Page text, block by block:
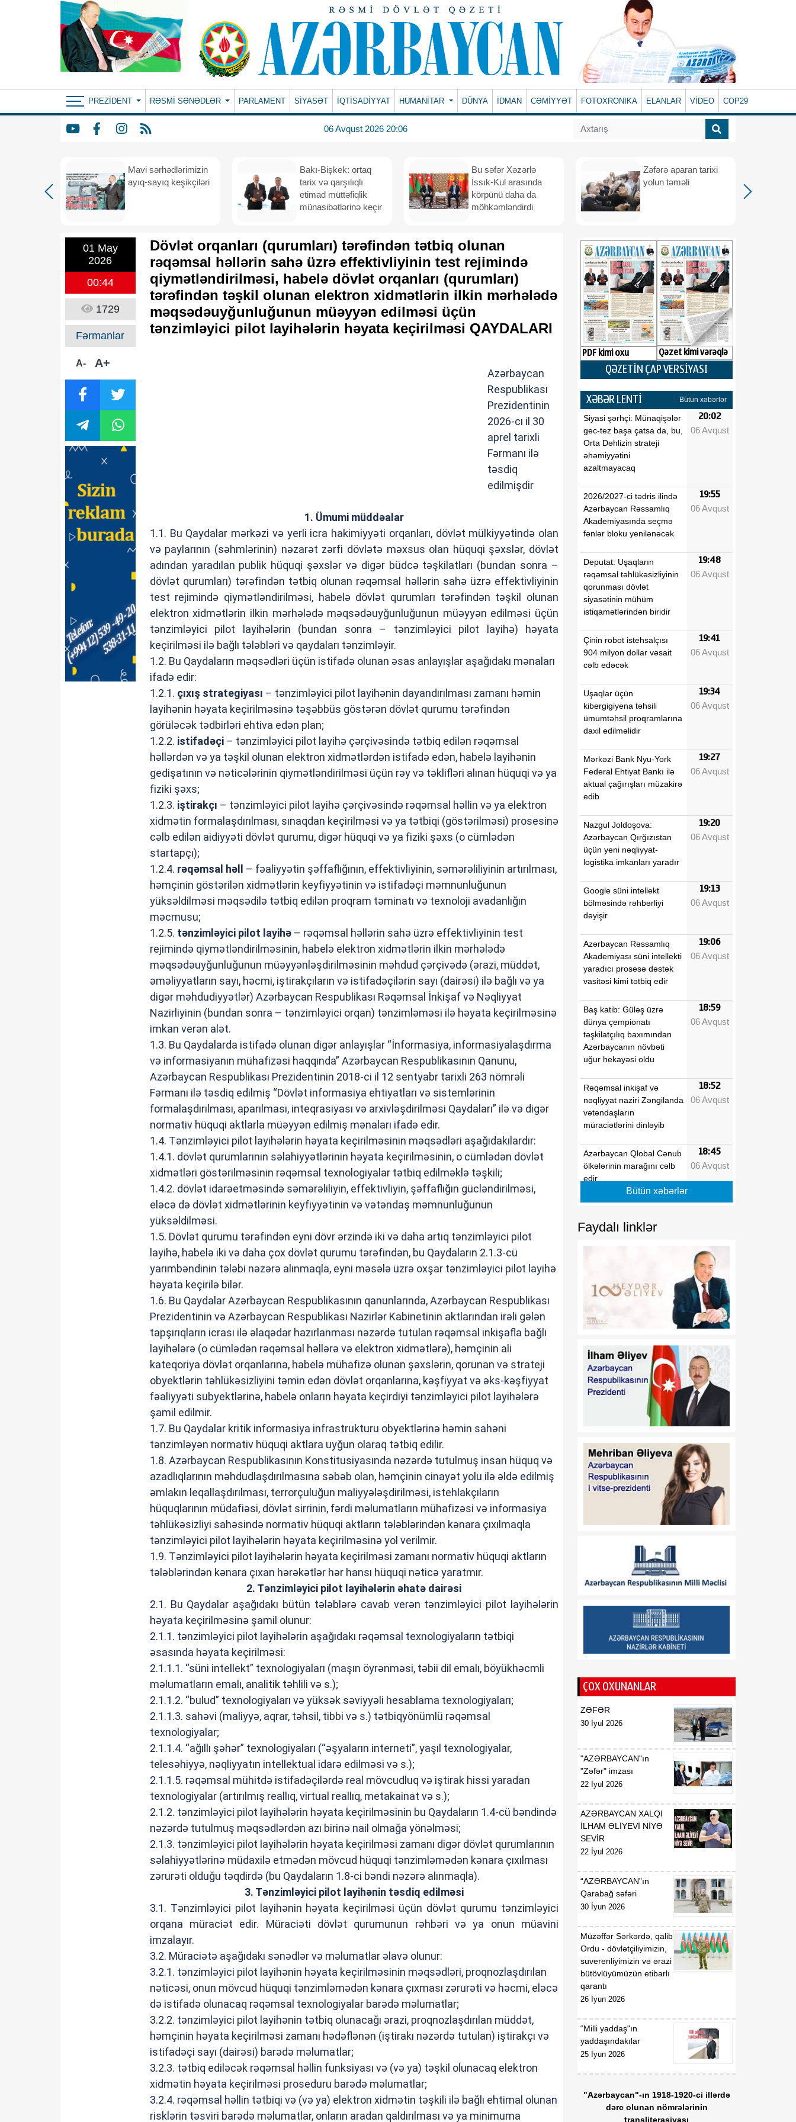
PREZIDENT RƏSMI SƏNƏDLƏR PARLAMENT SİYASƏT İQTİSADİYYAT HUMANITAR DÜNYA İDMAN CƏMİYYƏT FOTOXRONIKA ELANLAR VİDEO COP29
06 Avqust 2026 20:06
Mavi sərhədlərimizin
ayıq-sayıq keşikçiləri
Bakı-Bişkek: ortaq
tarix və qarşılıqlı
etimad müttəfiqlik
münasibətlərinə keçir
Bu səfər Xəzərlə
İssık-Kul arasında
körpünü daha da
möhkəmləndirdi
Zəfərə aparan tarixi
yolun təməli
01 May
2026
00:44
1729
Fərmanlar
A- A+
Dövlət orqanları (qurumları) tərəfindən tətbiq olunan
rəqəmsal həllərin sahə üzrə effektivliyinin test rejimində
qiymətləndirilməsi, habelə dövlət orqanları (qurumları)
tərəfindən təşkil olunan elektron xidmətlərin ilkin mərhələdə
məqsədəuyğunluğunun müəyyən edilməsi üçün
tənzimləyici pilot layihələrin həyata keçirilməsi QAYDALARI
Azərbaycan
Respublikası
Prezidentinin
2026-cı il 30
aprel tarixli
Fərmanı ilə
təsdiq
edilmişdir
1. Ümumi müddəalar
1.1. Bu Qaydalar mərkəzi və yerli icra hakimiyyəti orqanları, dövlət mülkiyyətində olan
və paylarının (səhmlərinin) nəzarət zərfi dövlətə məxsus olan hüquqi şəxslər, dövlət
adından yaradılan publik hüquqi şəxslər və digər büdcə təşkilatları (bundan sonra –
dövlət qurumları) tərəfindən tətbiq olunan rəqəmsal həllərin sahə üzrə effektivliyinin
test rejimində qiymətləndirilməsi, habelə dövlət qurumları tərəfindən təşkil olunan
elektron xidmətlərin ilkin mərhələdə məqsədəuyğunluğunun müəyyən edilməsi üçün
tənzimləyici pilot layihələrin (bundan sonra – tənzimləyici pilot layihə) həyata
keçirilməsi ilə bağlı tələbləri və qaydaları tənzimləyir.
1.2. Bu Qaydaların məqsədləri üçün istifadə olunan əsas anlayışlar aşağıdakı mənaları
ifadə edir:
1.2.1. çıxış strategiyası – tənzimləyici pilot layihənin dayandırılması zamanı həmin
layihənin həyata keçirilməsinə təşəbbüs göstərən dövlət qurumu tərəfindən
görüləcək tədbirləri ehtiva edən plan;
1.2.2. istifadəçi– tənzimləyici pilot layihə çərçivəsində tətbiq edilən rəqəmsal
həllərdən və ya təşkil olunan elektron xidmətlərdən istifadə edən, habelə layihənin
gedişatının və nəticələrinin qiymətləndirilməsi üçün rəy və təklifləri alınan hüquqi və ya
fiziki şəxs;
1.2.3. iştirakçı – tənzimləyici pilot layihə çərçivəsində rəqəmsal həllin və ya elektron
xidmətin formalaşdırılması, sınaqdan keçirilməsi və ya tətbiqi (göstərilməsi) prosesinə
cəlb edilən aidiyyəti dövlət qurumu, digər hüquqi və ya fiziki şəxs (o cümlədən
startapçı);
1.2.4. rəqəmsal həll
– fəaliyyətin şəffaflığının, effektivliyinin, səmərəliliyinin artırılması,
həmçinin göstərilən xidmətlərin keyfiyyətinin və istifadəçi məmnunluğunun
yüksəldilməsi məqsədilə tətbiq edilən proqram təminatı və texnoloji avadanlığın
məcmusu;
1.2.5. tənzimləyici pilot layihə– rəqəmsal həllərin sahə üzrə effektivliyinin test
rejimində qiymətləndirilməsinin, habelə elektron xidmətlərin ilkin mərhələdə
məqsədəuyğunluğunun müəyyənləşdirilməsinin məhdud çərçivədə (ərazi, müddət,
əməliyyatların sayı, həcmi, iştirakçıların və istifadəçilərin sayı (dairəsi) ilə bağlı və ya
digər məhdudiyyətlər) Azərbaycan Respublikası Rəqəmsal İnkişaf və Nəqliyyat
Nazirliyinin (bundan sonra – tənzimləyici orqan) tənzimləməsi ilə həyata keçirilməsinə
imkan verən alət.
1.3. Bu Qaydalarda istifadə olunan digər anlayışlar “İnformasiya, informasiyalaşdırma
və informasiyanın mühafizəsi haqqında” Azərbaycan Respublikasının Qanunu,
Azərbaycan Respublikası Prezidentinin 2018-ci il 12 sentyabr tarixli 263 nömrəli
Fərmanı ilə təsdiq edilmiş “Dövlət informasiya ehtiyatları və sistemlərinin
formalaşdırılması, aparılması, inteqrasiyası və arxivləşdirilməsi Qaydaları” ilə və digər
normativ hüquqi aktlarla müəyyən edilmiş mənaları ifadə edir.
1.4. Tənzimləyici pilot layihələrin həyata keçirilməsinin məqsədləri aşağıdakılardır:
1.4.1. dövlət qurumlarının səlahiyyətlərinin həyata keçirilməsinin, o cümlədən dövlət
xidmətləri göstərilməsinin rəqəmsal texnologiyalar tətbiq edilməklə təşkili;
1.4.2. dövlət idarəetməsində səmərəliliyin, effektivliyin, şəffaflığın gücləndirilməsi,
eləcə də dövlət xidmətlərinin keyfiyyətinin və vətəndaş məmnunluğunun
yüksəldilməsi.
1.5. Dövlət qurumu tərəfindən eyni dövr ərzində iki və daha artıq tənzimləyici pilot
layihə, habelə iki və daha çox dövlət qurumu tərəfindən, bu Qaydaların 2.1.3-cü
yarımbəndinin tələbi nəzərə alınmaqla, eyni məsələ üzrə oxşar tənzimləyici pilot layihə
həyata keçirilə bilər.
1.6. Bu Qaydalar Azərbaycan Respublikasının qanunlarında, Azərbaycan Respublikası
Prezidentinin və Azərbaycan Respublikası Nazirlər Kabinetinin aktlarından irəli gələn
tapşırıqların icrası ilə əlaqədar hazırlanması nəzərdə tutulan rəqəmsal inkişafla bağlı
layihələrə (o cümlədən rəqəmsal həllərə və elektron xidmətlərə), həmçinin ali
kateqoriya dövlət orqanlarına, habelə mühafizə olunan şəxslərin, qorunan və strateji
obyektlərin təhlükəsizliyini təmin edən dövlət orqanlarına, kəşfiyyat və əks-kəşfiyyat
fəaliyyəti subyektlərinə, habelə onların həyata keçirdiyi tənzimləyici pilot layihələrə
şamil edilmir.
1.7. Bu Qaydalar kritik informasiya infrastrukturu obyektlərinə həmin sahəni
tənzimləyən normativ hüquqi aktlara uyğun olaraq tətbiq edilir.
1.8. Azərbaycan Respublikasının Konstitusiyasında nəzərdə tutulmuş insan hüquq və
azadlıqlarının məhdudlaşdırılmasına səbəb olan, həmçinin cinayət yolu ilə əldə edilmiş
əmlakın leqallaşdırılması, terrorçuluğun maliyyələşdirilməsi, istehlakçıların
hüquqlarının müdafiəsi, dövlət sirrinin, fərdi məlumatların mühafizəsi və informasiya
təhlükəsizliyi sahəsində normativ hüquqi aktların tələblərindən kənara çıxılmaqla
tənzimləyici pilot layihələrin həyata keçirilməsinə yol verilmir.
1.9. Tənzimləyici pilot layihələrin həyata keçirilməsi zamanı normativ hüquqi aktların
tələblərindən kənara çıxan hərəkətlər hər hansı hüquqi nəticə yaratmır.
2. Tənzimləyici pilot layihələrin əhatə dairəsi
2.1. Bu Qaydalar aşağıdakı bütün tələblərə cavab verən tənzimləyici pilot layihələrin
həyata keçirilməsinə şamil olunur:
2.1.1. tənzimləyici pilot layihələrin aşağıdakı rəqəmsal texnologiyaların tətbiqi
əsasında həyata keçirilməsi:
2.1.1.1. “süni intellekt” texnologiyaları (maşın öyrənməsi, təbii dil emalı, böyükhəcmli
məlumatların emalı, analitik təhlili və s.);
2.1.1.2. “bulud” texnologiyaları və yüksək səviyyəli hesablama texnologiyaları;
2.1.1.3. sahəvi (maliyyə, aqrar, təhsil, tibbi və s.) tətbiqyönümlü rəqəmsal
texnologiyalar;
2.1.1.4. “ağıllı şəhər” texnologiyaları (“əşyaların interneti”, yaşıl texnologiyalar,
telesəhiyyə, nəqliyyatın intellektual idarə edilməsi və s.);
2.1.1.5. rəqəmsal mühitdə istifadəçilərdə real mövcudluq və iştirak hissi yaradan
texnologiyalar (artırılmış reallıq, virtual reallıq, metakainat və s.);
2.1.2. tənzimləyici pilot layihələrin həyata keçirilməsinin bu Qaydaların 1.4-cü bəndində
nəzərdə tutulmuş məqsədlərdən azı birinə nail olmağa yönəlməsi;
2.1.3. tənzimləyici pilot layihələrin həyata keçirilməsi zamanı digər dövlət qurumlarının
səlahiyyətlərinə müdaxilə etmədən mövcud hüquqi tənzimləmədən kənara çıxılması
zərurəti olduğu təqdirdə (bu Qaydaların 1.8-ci bəndi nəzərə alınmaqla).
3. Tənzimləyici pilot layihənin təsdiq edilməsi
3.1. Tənzimləyici pilot layihənin həyata keçirilməsi üçün dövlət qurumu tənzimləyici
orqana müraciət edir. Müraciəti dövlət qurumunun rəhbəri və ya onun müavini
imzalayır.
3.2. Müraciətə aşağıdakı sənədlər və məlumatlar əlavə olunur:
3.2.1. tənzimləyici pilot layihənin həyata keçirilməsinin məqsədləri, proqnozlaşdırılan
nəticəsi, onun mövcud hüquqi tənzimləmədən kənara çıxması zərurəti və həcmi, eləcə
də istifadə olunacaq rəqəmsal texnologiyalar barədə məlumatlar;
3.2.2. tənzimləyici pilot layihənin tətbiq olunacağı ərazi, proqnozlaşdırılan müddət,
həmçinin həyata keçirilməsi zamanı hədəflənən (iştirakı nəzərdə tutulan) iştirakçı və
istifadəçi sayı (dairəsi) barədə məlumatlar;
3.2.3. tətbiq ediləcək rəqəmsal həllin funksiyası və (və ya) təşkil olunacaq elektron
xidmətin həyata keçirilməsi proseduru barədə məlumatlar;
3.2.4. rəqəmsal həllin tətbiqi və (və ya) elektron xidmətin təşkili ilə bağlı ehtimal olunan
risklərin təsviri barədə məlumatlar, onların aradan qaldırılması və ya minimuma
PDF kimi oxu Qəzet kimi vərəqlə
QƏZETİN ÇAP VERSİYASI
XƏBƏR LENTİ Bütün xəbərlər
Siyasi şərhçi: Münaqişələr
gec-tez başa çatsa da, bu,
Orta Dəhlizin strateji
əhəmiyyətini
azaltmayacaq
20:02
06 Avqust
2026/2027-ci tədris ilində
Azərbaycan Rəssamlıq
Akademiyasında seçmə
fənlər bloku yenilənəcək
19:55
06 Avqust
Deputat: Uşaqların
rəqəmsal təhlükəsizliyinin
qorunması dövlət
siyasətinin mühüm
istiqamətlərindən biridir
19:48
06 Avqust
Çinin robot istehsalçısı
904 milyon dollar vəsait
cəlb edəcək
19:41
06 Avqust
Uşaqlar üçün
kibergigiyena təhsili
ümumtəhsil proqramlarına
daxil edilməlidir
19:34
06 Avqust
Mərkəzi Bank Nyu-York
Federal Ehtiyat Bankı ilə
aktual çağırışları müzakirə
edib
19:27
06 Avqust
Nazgul Joldoşova:
Azərbaycan Qırğızıstan
üçün yeni nəqliyyat-
logistika imkanları yaradır
19:20
06 Avqust
Google süni intellekt
bölməsində rəhbərliyi
dəyişir
19:13
06 Avqust
Azərbaycan Rəssamlıq
Akademiyası süni intellekti
yaradıcı prosesə dəstək
vasitəsi kimi tətbiq edir
19:06
06 Avqust
Baş katib: Güləş üzrə
dünya çempionatı
təşkilatçılıq baxımından
Azərbaycanın növbəti
uğur hekayəsi oldu
18:59
06 Avqust
Rəqəmsal inkişaf və
nəqliyyat naziri Zəngilanda
vətəndaşların
müraciətlərini dinləyib
18:52
06 Avqust
Azərbaycan Qlobal Cənub
ölkələrinin marağını cəlb
edir
18:45
06 Avqust
qanunverici orqanları
arasında əməkdaşlığın
18:38
“Trabzonspor”
Məhəmməd Salahla 2 illik
müqavilə imzalayıb
18:31
06 Avqust
Qeyri-neft-qaz
sektorundan vergi
daxilolmaları artıb
18:24
06 Avqust
AQTA: Müasir heyvan
kəsimi məntəqələrinin
inkişafı qida təhlükəsizliyini
gücləndirir
18:17
06 Avqust
Özəl məhkəmə eksperti
qismində fəaliyyət
göstərmək istəyən şəxslər
18:10
06 Avqust
Türkiyədə meşə yanğınları
zamanı 58 evə ziyan dəyib
Tramp: Vensin 2028-ci ildə
17:56
İyulda İqtisadiyyat
Nazirliyinin Çağrı
müraciət daxil olub
17:49
06 Avqust
"Kürü keçək?! 5" yarışına
rekord sayda üzgüçü
17:42
06 Avqust
Bütün xəbərlər
Faydalı linklər
ÇOX OXUNANLAR
ZƏFƏR
30 İyul 2026
"AZƏRBAYCAN"ın
"Zəfər" imzası
22 İyul 2026
AZƏRBAYCAN XALQI
İLHAM ƏLİYEVİ NİYƏ
SEVİR
22 İyul 2026
“AZƏRBAYCAN”ın
Qarabağ səfəri
30 İyun 2026
Müzəffər Sərkərdə, qalib
Ordu - dövlətçiliyimizin,
suverenliyimizin və ərazi
bütövlüyümüzün etibarlı
qarantı
26 İyun 2026
“Milli yaddaş"ın
yaddaşındakılar
25 İyun 2026
"Azərbaycan"-ın 1918-1920-ci illərdə
dərc olunan nömrələrinin
transliterasiyası